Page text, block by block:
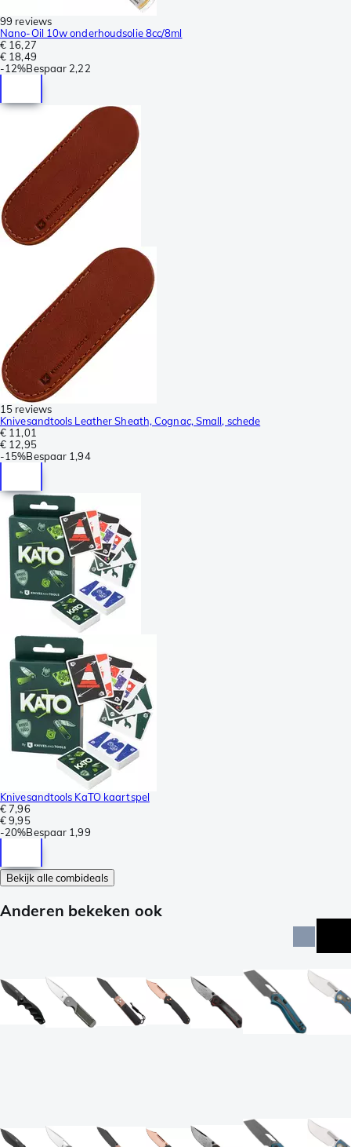
99 reviews
Nano-Oil 10w onderhoudsolie 8cc/8ml
€ 16,27
€ 18,49
-12%Bespaar 2,22
15 reviews
Knivesandtools Leather Sheath, Cognac, Small, schede
€ 11,01
€ 12,95
-15%Bespaar 1,94
Knivesandtools KaTO kaartspel
€ 7,96
€ 9,95
-20%Bespaar 1,99
Bekijk alle combideals
Anderen bekeken ook